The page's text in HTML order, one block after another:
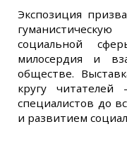
Экспозиция
социальной
милосердия и
обществе.
кругу
специалистов до
и развитием